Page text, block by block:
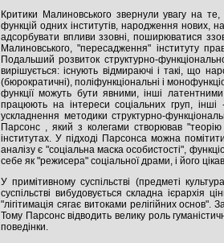
Критики Малиновського звернули увагу на
функцій одних інститутів, народження нових,
адсорбувати впливи ззовні, поширюватися
Малиновського, "пересадження" інституту
Подальший розвиток структурно-
вирішується: існують відмираючі і такі, що
(бюрократичні), поліфункціональні і
функції можуть бути явними, інші
працюють на інтереси соціальних груп, інші
ускладнення методики структурно-
Парсонс , який з колегами створював
інститутах. У підході Парсонса можна
аналізу є "соціальна маска особистості",
себе як "режисера" соціальної драми, і його
У примітивному суспільстві (предметі
суспільстві вибудовується складна
"лігітимація сягає витоками релігійних
Тому Парсонс відводить велику роль
поведінки.